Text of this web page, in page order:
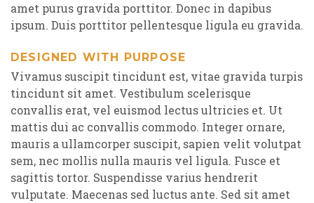
amet purus gravida porttitor. Donec in dapibus
ipsum. Duis porttitor pellentesque ligula eu gravida.
DESIGNED WITH PURPOSE
Vivamus suscipit tincidunt est, vitae gravida turpis
tincidunt sit amet. Vestibulum scelerisque
convallis erat, vel euismod lectus ultricies et. Ut
mattis dui ac convallis commodo. Integer ornare,
mauris a ullamcorper suscipit, sapien velit volutpat
sem, nec mollis nulla mauris vel ligula. Fusce et
sagittis tortor. Suspendisse varius hendrerit
vulputate. Maecenas sed luctus ante. Sed sit amet